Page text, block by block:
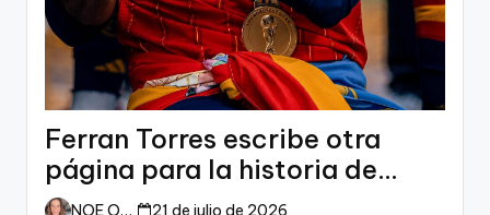
Ferran Torres escribe otra
página para la historia de
España
NOE ORTIZ 21 de julio de 2026